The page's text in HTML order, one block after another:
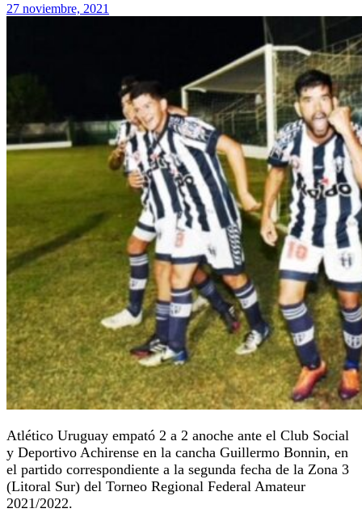
27 noviembre, 2021
Atlético Uruguay empató 2 a 2 anoche ante el Club Social
y Deportivo Achirense en la cancha Guillermo Bonnin, en
el partido correspondiente a la segunda fecha de la Zona 3
(Litoral Sur) del Torneo Regional Federal Amateur
2021/2022.